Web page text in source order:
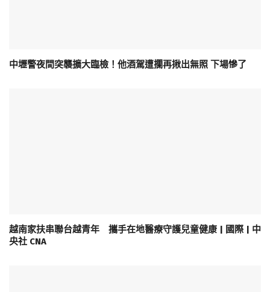
中壢警夜間突襲擴大臨檢！他酒駕遭攔再揪出無照 下場慘了
越南家扶串聯台越青年 攜手在地醫療守護兒童健康 | 國際 | 中
央社 CNA